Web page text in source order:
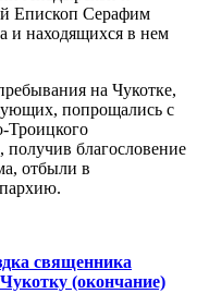
Епископ Серафим
и находящихся в нем
на Чукотке,
попрощались с
Троицкого
получив благословение
отбыли в
священника
(окончание)